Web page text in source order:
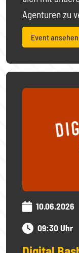
Agenturen zu
Event ansehen
10.06.2026
09:30 Uhr